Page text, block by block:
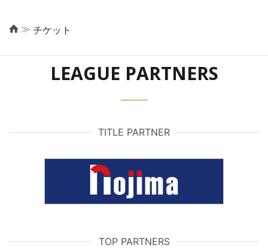
≫ チケット
LEAGUE PARTNERS
TITLE PARTNER
TOP PARTNERS